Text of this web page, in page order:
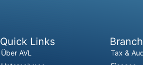
Quick Links
Über AVL
Tax &